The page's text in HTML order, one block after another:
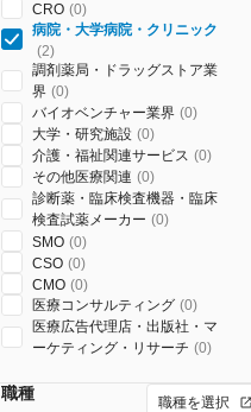
CRO (0)
病院・大学病院・クリニック
(2)
調剤薬局・ドラッグストア業
界 (0)
バイオベンチャー業界 (0)
大学・研究施設 (0)
介護・福祉関連サービス (0)
その他医療関連 (0)
診断薬・臨床検査機器・臨床
検査試薬メーカー (0)
SMO (0)
CSO (0)
CMO (0)
医療コンサルティング (0)
医療広告代理店・出版社・マ
ーケティング・リサーチ (0)
職種 職種を選択